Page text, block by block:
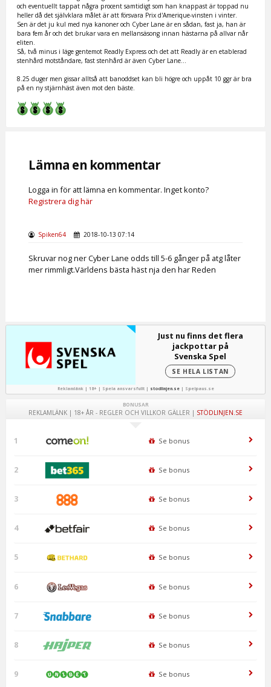
och eventuellt tappat några procent samtidigt som han knappast är toppad nu
heller då det självklara målet är att försvara Prix d'Amerique-vinsten i vinter.
Sen är det ju kul med nya kanoner och Cyber Lane är en sådan, fast ja, han är
bara fem år och det brukar vara en mellansäsong innan hästarna på allvar når
eliten.
Så, två minus i läge gentemot Readly Express och det att Readly är en etablerad
stenhård motståndare, fast stenhård är även Cyber Lane...
8.25 duger men gissar alltså att banoddset kan bli högre och uppåt 10 ggr är bra
på en ny stjärnhäst även mot den bäste.
Lämna en kommentar
Logga in för att lämna en kommentar. Inget konto?
Registrera dig här
Spiken64 2018-10-13 07:14
Skruvar nog ner Cyber Lane odds till 5-6 gånger på atg låter
mer rimmligt.Världens bästa häst nja den har Reden
Just nu finns det flera
jackpottar på
Svenska Spel
SE HELA LISTAN
Reklamlänk | 18+ | Spela ansvarsfullt | stodlinjen.se| Spelpaus.se
BONUSAR
REKLAMLÄNK | 18+ ÅR - REGLER OCH VILLKOR GÄLLER | STÖDLINJEN.SE
1 Se bonus
2 Se bonus
3 Se bonus
4 Se bonus
5 Se bonus
6 Se bonus
7 Se bonus
8 Se bonus
9 Se bonus